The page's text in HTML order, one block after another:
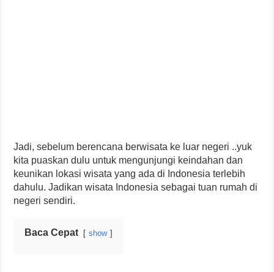
Jadi, sebelum berencana berwisata ke luar negeri ..yuk
kita puaskan dulu untuk mengunjungi keindahan dan
keunikan lokasi wisata yang ada di Indonesia terlebih
dahulu. Jadikan wisata Indonesia sebagai tuan rumah di
negeri sendiri.
Baca Cepat show